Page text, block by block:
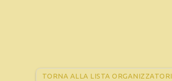
TORNA ALLA LISTA ORGANIZZATORI